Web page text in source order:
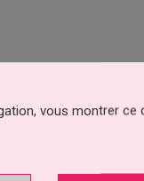
vous montrer ce